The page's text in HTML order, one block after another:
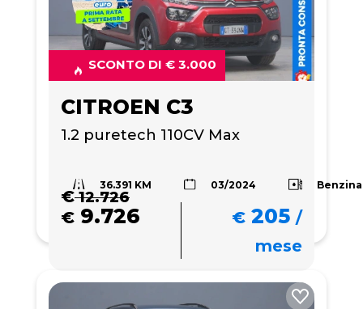
SCONTO DI € 3.000
CITROEN C3
1.2 puretech 110CV Max
36.391 KM 03/2024 Benzina
€12.726
€ 9.726 € 205 /
mese